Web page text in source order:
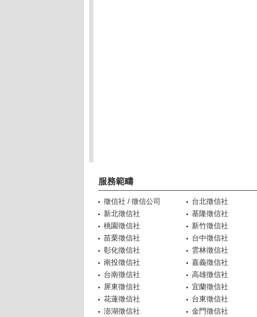
服務範疇
徵信社 / 徵信公司
台北徵信社
新北徵信社
基隆徵信社
桃園徵信社
新竹徵信社
苗栗徵信社
台中徵信社
彰化徵信社
雲林徵信社
南投徵信社
嘉義徵信社
台南徵信社
高雄徵信社
屏東徵信社
宜蘭徵信社
花蓮徵信社
台東徵信社
澎湖徵信社
金門徵信社